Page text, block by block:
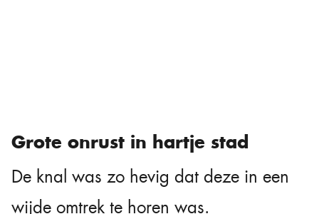
Grote onrust in hartje stad
De knal was zo hevig dat deze in een
wijde omtrek te horen was.